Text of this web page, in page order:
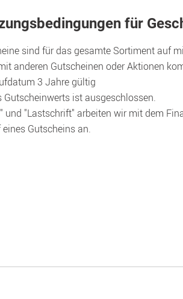
für
sind für das gesamte Sortiment auf
anderen Gutscheinen oder Aktionen
3 Jahre gültig
Gutscheinwerts ist ausgeschlossen.
und "Lastschrift" arbeiten wir mit dem
Gutscheins an.